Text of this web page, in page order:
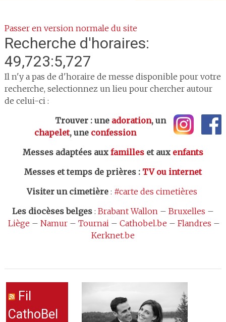
Passer en version normale du site
Recherche d'horaires:
49,723:5,727
Il n'y a pas de d'horaire de messe disponible pour votre
recherche, selectionnez un lieu pour chercher autour
de celui-ci :
Trouver : une adoration, un
chapelet, une confession
Messes adaptées aux familleset aux enfants
Messes et temps de prières: TV ou internet
Visiter un cimetière: #carte des cimetières
Les diocèses belges: Brabant Wallon– Bruxelles –
Liège – Namur– Tournai– Cathobel.be – Flandres –
Kerknet.be
Fil
CathoBel